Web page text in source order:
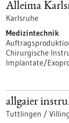
Alleima
Karlsruhe
Medizintechnik
Chirurgische
Implantate/
allgaier
Tuttlingen /